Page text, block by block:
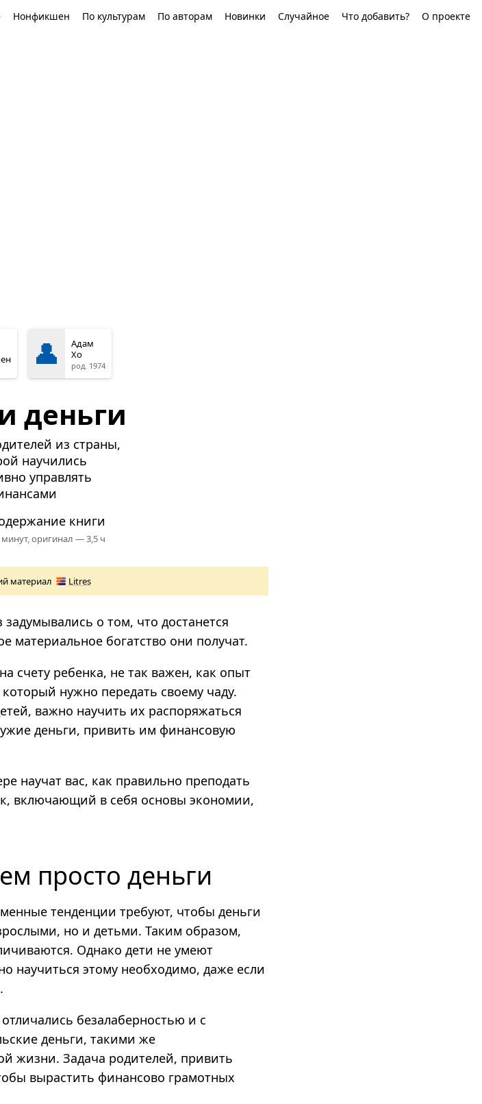
Нонфикшен По культурам По авторам Новинки Случайное Что добавить? О проекте
👤
Адам
Хо
род. 1974
деньги
из страны,
научились
управлять
книги
минут,оригинал — 3,5 ч
материал Litres
о том, что достанется
материальное богатство они получат.
счету ребенка, не так важен, как опыт
нужно передать своему чаду.
важно научить их распоряжаться
деньги, привить им финансовую
научат вас, как правильно преподать
включающий в себя основы экономии,
просто деньги
тенденции требуют, чтобы деньги
но и детьми. Таким образом,
Однако дети не умеют
научиться этому необходимо, даже если
безалаберностью и с
деньги, такими же
жизни. Задача родителей, привить
вырастить финансово грамотных